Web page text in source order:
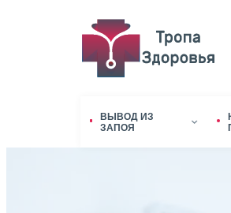
ВЫВОД ИЗ
ЗАПОЯ